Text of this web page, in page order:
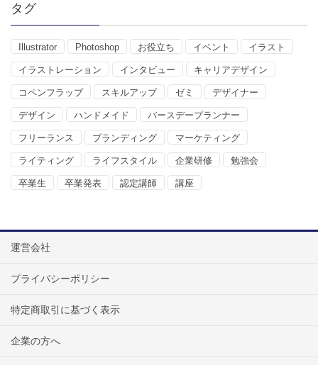
タグ
Illustrator Photoshop お役立ち イベント イラスト
イラストレーション インタビュー キャリアデザイン
コペンフラップ スキルアップ ゼミ デザイナー
デザイン ハンドメイド バースデープランナー
フリーランス ブランディング マーケティング
ライティング ライフスタイル 企業研修 勉強会
卒業生 卒業発表 認定講師 講座
運営会社
プライバシーポリシー
特定商取引に基づく表示
企業の方へ